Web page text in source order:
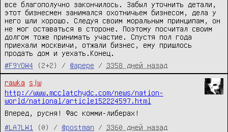
все благополучно закончилось. Забыл уточнить детали,
этот бизнесмен занимался охотничьем бизнесом, дела у
него шли хорошо. Следуя своим моральным принципам, он
не мог оставаться в стороне. Поэтому посчитал своим
долгом тоже принимать участие. Спустя пол года
приехали москвичи, отжали бизнес, ему пришлось
продать дом и уехать.Конец.
#F9YOW4
(2+2) / @apepe / 3358 дней назад
rawka
sjw
http://www.mcclatchydc.com/news/nation-
world/national/article152224597.html
Вперед, русня! Фас комми-либерах!
#LA7LW1
(0) / @postman / 3360 дней назад